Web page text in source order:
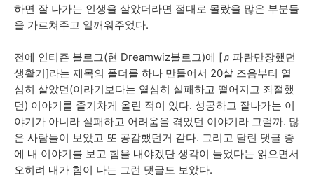
하면 잘 나가는 인생을 살았더라면 절대로 몰랐을 많은 부분들
을 가르쳐주고 일깨워주었다.
전에 인티즌 블로그(현 Dreamwiz블로그)에 [♬파란만장했던
생활기]라는 제목의 폴더를 하나 만들어서 20살 즈음부터 열
심히 살았던(이라기보다는 열심히 실패하고 떨어지고 좌절했
던) 이야기를 줄기차게 올린 적이 있다. 성공하고 잘나가는 이
야기가 아니라 실패하고 어려움을 겪었던 이야기라 그럴까. 많
은 사람들이 보았고 또 공감했던거 같다. 그리고 달린 댓글 중
에 내 이야기를 보고 힘을 내야겠단 생각이 들었다는 읽으면서
오히려 내가 힘이 나는 그런 댓글도 보았다.